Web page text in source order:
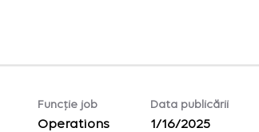
Funcție job
Operations
Data publicării
1/16/2025